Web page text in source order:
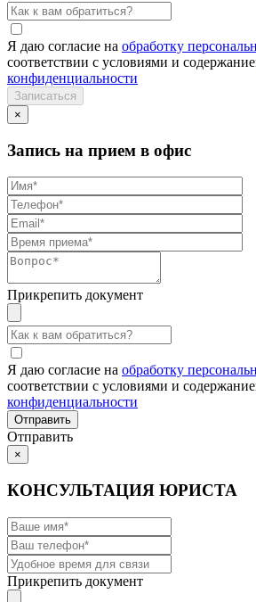
Я даю согласие на обработку
соответствии с условиями и
конфиденциальности
×
Запись на прием в офис
Прикрепить документ
Я даю согласие на обработку
соответствии с условиями и
конфиденциальности
Отправить
×
КОНСУЛЬТАЦИЯ ЮРИСТА
Прикрепить документ